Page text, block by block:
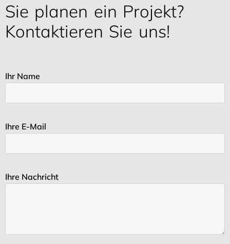
Sie planen ein Projekt?
Kontaktieren Sie uns!
Ihr Name
Ihre E-Mail
Ihre Nachricht